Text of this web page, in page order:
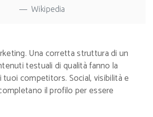
Wikipedia
Una corretta struttura di un
testuali di qualità fanno la
tuoi competitors. Social, visibilità e
il profilo per essere